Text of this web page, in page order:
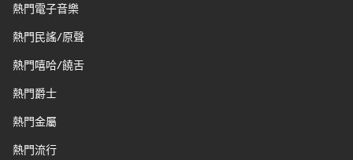
熱門電子音樂
熱門民謠/原聲
熱門嘻哈/饒舌
熱門爵士
熱門金屬
熱門流行